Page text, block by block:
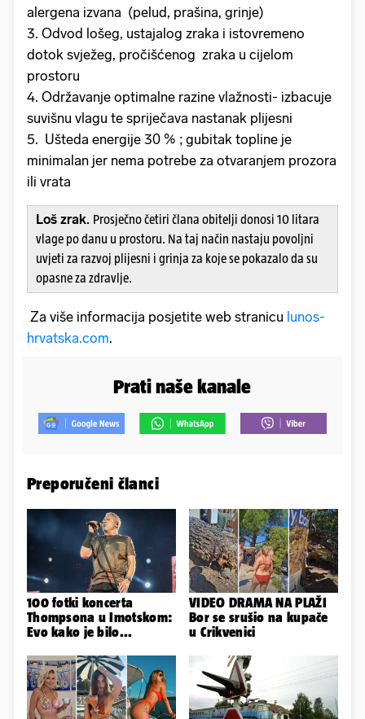
alergena izvana (pelud, prašina, grinje)
3. Odvod lošeg, ustajalog zraka i istovremeno
dotok svježeg, pročišćenog zraka u cijelom
prostoru
4. Održavanje optimalne razine vlažnosti- izbacuje
suvišnu vlagu te spriječava nastanak plijesni
5. Ušteda energije 30 % ; gubitak topline je
minimalan jer nema potrebe za otvaranjem prozora
ili vrata
Loš zrak. Prosječno četiri člana obitelji donosi 10 litara
vlage po danu u prostoru. Na taj način nastaju povoljni
uvjeti za razvoj plijesni i grinja za koje se pokazalo da su
opasne za zdravlje.
Za više informacija posjetite web stranicu lunos-
hrvatska.com.
Prati naše kanale
Preporučeni članci
100 fotki koncerta
Thompsona u Imotskom:
Evo kako je bilo...
VIDEO DRAMA NA PLAŽI
Bor se srušio na kupače
u Crikvenici